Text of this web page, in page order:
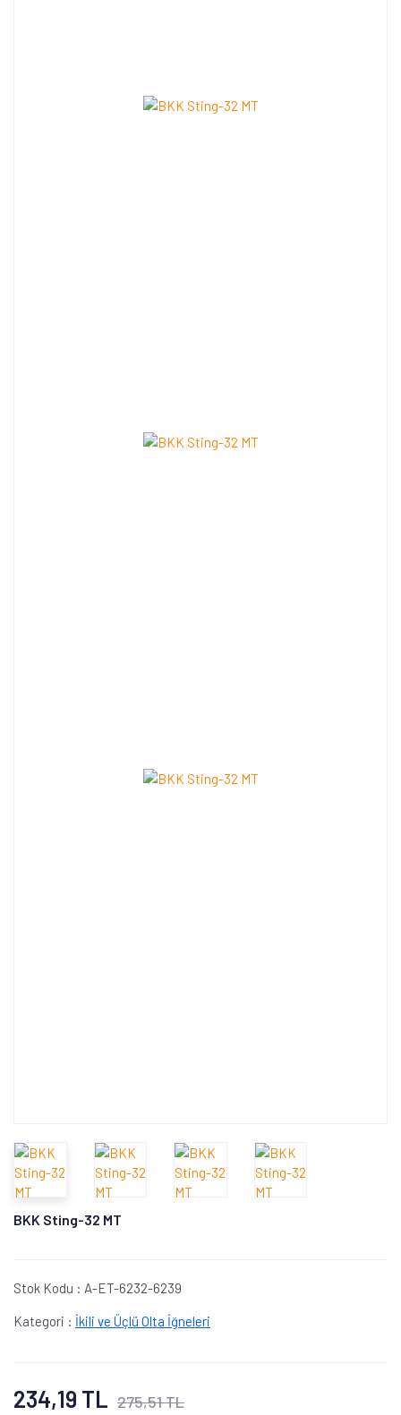
BKK Sting-32 MT
Stok Kodu : A-ET-6232-6239
Kategori : İkili ve Üçlü Olta İğneleri
234,19 TL 275,51 TL